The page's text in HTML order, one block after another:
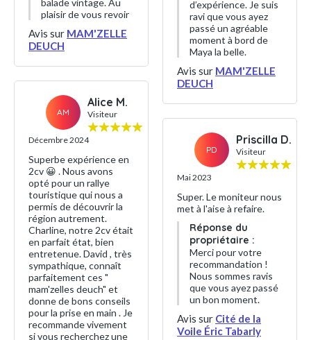
balade vintage. Au
plaisir de vous revoir
Avis sur MAM'ZELLE
DEUCH
AM
Alice M.
Visiteur
Décembre 2024
Superbe expérience en
2cv 😀 . Nous avons
opté pour un rallye
touristique qui nous a
permis de découvrir la
région autrement.
Charline, notre 2cv était
en parfait état, bien
entretenue. David , très
sympathique, connaît
parfaitement ces "
mam'zelles deuch" et
donne de bons conseils
pour la prise en main . Je
recommande vivement
si vous recherchez une
d’expérience. Je suis
ravi que vous ayez
passé un agréable
moment à bord de
Maya la belle.
Avis sur MAM'ZELLE
DEUCH
PD
Priscilla D.
Visiteur
Mai 2023
Super. Le moniteur nous
met à l'aise à refaire.
Réponse du
propriétaire :
Merci pour votre
recommandation !
Nous sommes ravis
que vous ayez passé
un bon moment.
Avis sur Cité de la
Voile Éric Tabarly